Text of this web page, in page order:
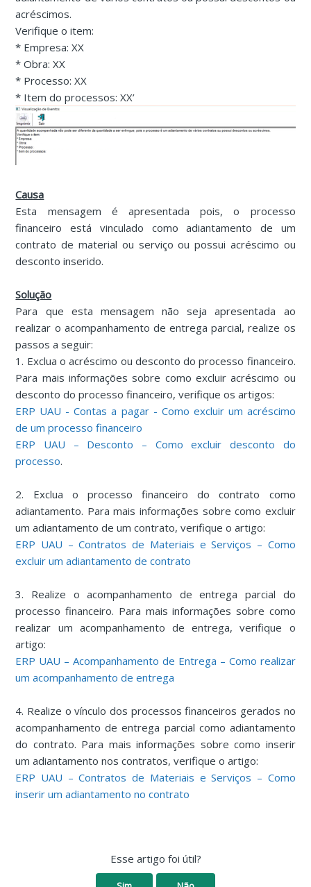
acréscimos.
Verifique o item:
* Empresa: XX
* Obra: XX
* Processo: XX
* Item do processos: XX’
Causa
Esta mensagem é apresentada pois, o processo
financeiro está vinculado como adiantamento de um
contrato de material ou serviço ou possui acréscimo ou
desconto inserido.
Solução
Para que esta mensagem não seja apresentada ao
realizar o acompanhamento de entrega parcial, realize os
passos a seguir:
1. Exclua o acréscimo ou desconto do processo financeiro.
Para mais informações sobre como excluir acréscimo ou
desconto do processo financeiro, verifique os artigos:
ERP UAU - Contas a pagar - Como excluir um acréscimo
de um processo financeiro
ERP UAU – Desconto – Como excluir desconto do
processo.
2. Exclua o processo financeiro do contrato como
adiantamento. Para mais informações sobre como excluir
um adiantamento de um contrato, verifique o artigo:
ERP UAU – Contratos de Materiais e Serviços – Como
excluir um adiantamento de contrato
3. Realize o acompanhamento de entrega parcial do
processo financeiro. Para mais informações sobre como
realizar um acompanhamento de entrega, verifique o
artigo:
ERP UAU – Acompanhamento de Entrega – Como realizar
um acompanhamento de entrega
4. Realize o vínculo dos processos financeiros gerados no
acompanhamento de entrega parcial como adiantamento
do contrato. Para mais informações sobre como inserir
um adiantamento nos contratos, verifique o artigo:
ERP UAU – Contratos de Materiais e Serviços – Como
inserir um adiantamento no contrato
Esse artigo foi útil?